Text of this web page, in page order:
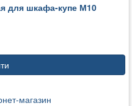
для шкафа-купе М10
магазин